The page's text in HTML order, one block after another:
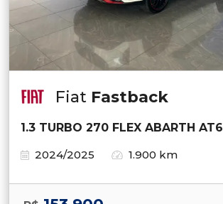
Fiat Fastback
1.3 TURBO 270 FLEX ABARTH AT6
2024/2025
1.900 km